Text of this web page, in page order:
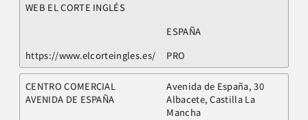
WEB EL CORTE INGLÉS
ESPAÑA
https://www.elcorteingles.es/
PRO
CENTRO COMERCIAL
AVENIDA DE ESPAÑA
Avenida de España, 30
Albacete, Castilla La
Mancha